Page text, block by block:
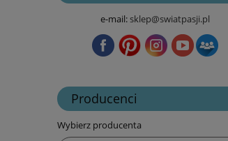
e-mail:sklep@swiatpasji.pl
Producenci
Wybierz producenta